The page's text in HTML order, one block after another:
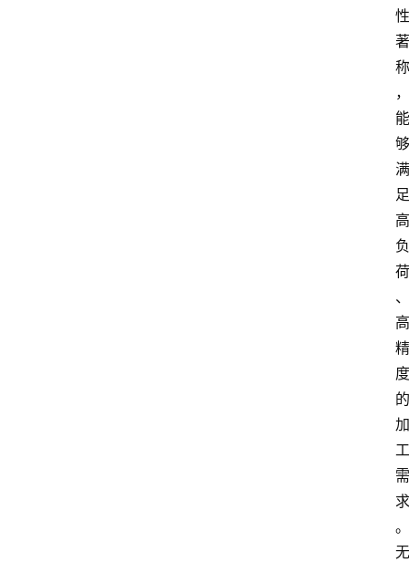
性
著
称
，
能
够
满
足
高
负
荷
、
高
精
度
的
加
工
需
求
。
无